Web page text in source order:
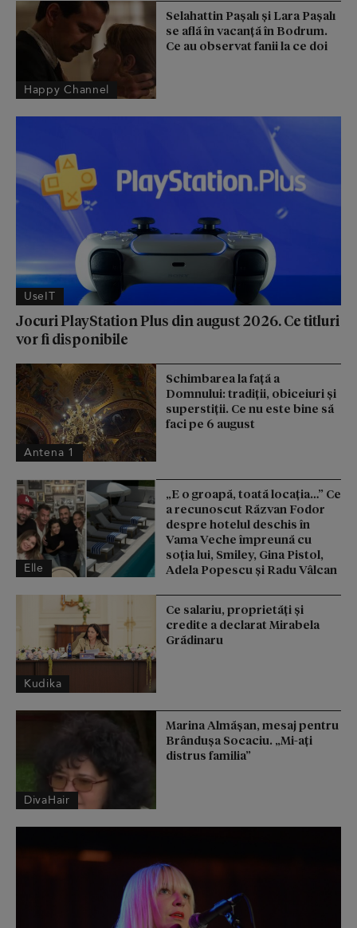
Happy Channel
Selahattin Paşalı și Lara Paşalı
se află în vacanță în Bodrum.
Ce au observat fanii la ce doi
UseIT
Jocuri PlayStation Plus din august 2026. Ce titluri
vor fi disponibile
Antena 1
Schimbarea la față a
Domnului: tradiții, obiceiuri și
superstiții. Ce nu este bine să
faci pe 6 august
Elle
„E o groapă, toată locația…” Ce
a recunoscut Răzvan Fodor
despre hotelul deschis în
Vama Veche împreună cu
soția lui, Smiley, Gina Pistol,
Adela Popescu și Radu Vâlcan
Kudika
Ce salariu, proprietăți și
credite a declarat Mirabela
Grădinaru
DivaHair
Marina Almășan, mesaj pentru
Brândușa Socaciu. „Mi-ați
distrus familia”